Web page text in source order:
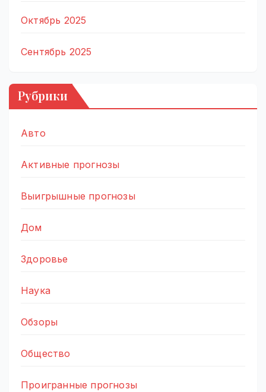
Октябрь 2025
Сентябрь 2025
Рубрики
Авто
Активные прогнозы
Выигрышные прогнозы
Дом
Здоровье
Наука
Обзоры
Общество
Проигранные прогнозы